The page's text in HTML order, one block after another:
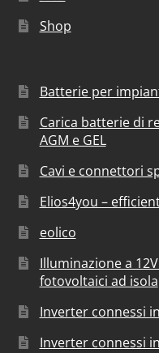
Shop
Batterie per
Carica batterie di
AGM e GEL
Cavi e connettori
Elios4you –
eolico
Illuminazione a
fotovoltaici ad isola
Inverter connessi
Inverter connessi